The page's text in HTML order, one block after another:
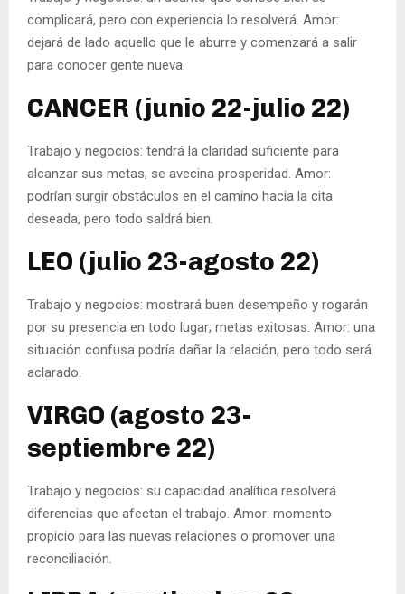
complicará, pero con experiencia lo resolverá. Amor:
dejará de lado aquello que le aburre y comenzará a salir
para conocer gente nueva.
CANCER (junio 22-julio 22)
Trabajo y negocios: tendrá la claridad suficiente para
alcanzar sus metas; se avecina prosperidad. Amor:
podrían surgir obstáculos en el camino hacia la cita
deseada, pero todo saldrá bien.
LEO (julio 23-agosto 22)
Trabajo y negocios: mostrará buen desempeño y rogarán
por su presencia en todo lugar; metas exitosas. Amor: una
situación confusa podría dañar la relación, pero todo será
aclarado.
VIRGO (agosto 23-
septiembre 22)
Trabajo y negocios: su capacidad analítica resolverá
diferencias que afectan el trabajo. Amor: momento
propicio para las nuevas relaciones o promover una
reconciliación.